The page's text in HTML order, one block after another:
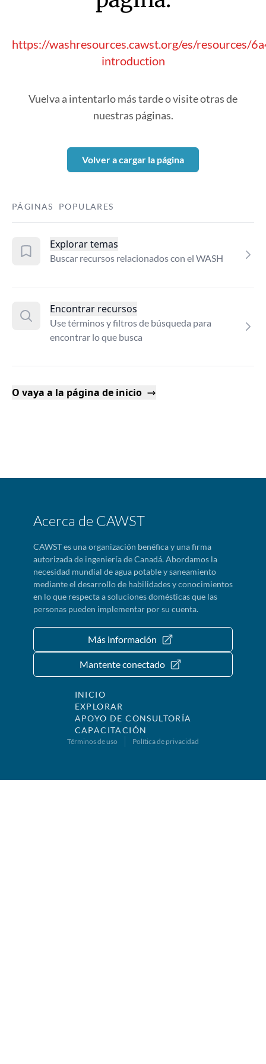
https://washresources.cawst.org/es/resources/
introduction
Vuelva a intentarlo más tarde o visite otras de
nuestras páginas.
Volver a cargar la página
PÁGINAS POPULARES
Explorar temas
Buscar recursos relacionados con el WASH
Encontrar recursos
Use términos y filtros de búsqueda para
encontrar lo que busca
O vaya a la página de inicio
Acerca de CAWST
CAWST es una organización benéfica y una firma
autorizada de ingeniería de Canadá. Abordamos la
necesidad mundial de agua potable y saneamiento
mediante el desarrollo de habilidades y conocimientos
en lo que respecta a soluciones domésticas que las
personas pueden implementar por su cuenta.
Más información
Mantente conectado
INICIO
EXPLORAR
APOYO DE CONSULTORÍA
CAPACITACIÓN
Términos de uso Política de privacidad